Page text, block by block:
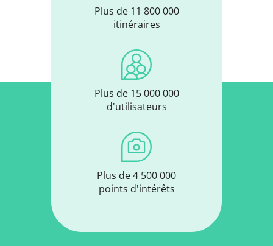
Plus de 11 800 000
itinéraires
Plus de 15 000 000
d'utilisateurs
Plus de 4 500 000
points d'intérêts